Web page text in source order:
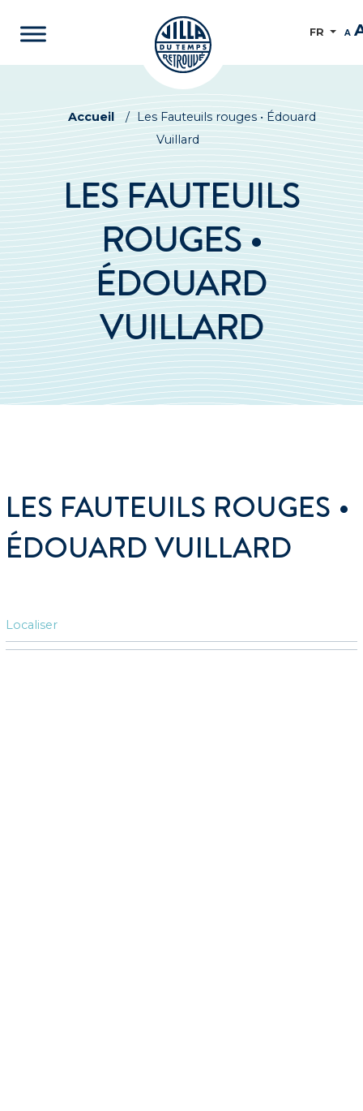
FR A
Accueil / Les Fauteuils rouges • Édouard
Vuillard
LES FAUTEUILS
ROUGES •
ÉDOUARD
VUILLARD
LES FAUTEUILS ROUGES •
ÉDOUARD VUILLARD
Localiser